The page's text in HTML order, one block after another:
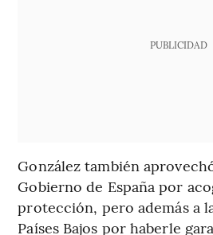
PUBLICIDAD
González también
Gobierno de España por
protección, pero además a
Países Bajos por haberle